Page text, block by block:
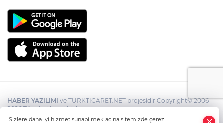
HABER YAZILIMI ve TURKTICARET.NET projesidir Copyright© 2006-
2026 Tüm hakları saklıdır.
Sizlere daha iyi hizmet sunabilmek adına sitemizde çerez